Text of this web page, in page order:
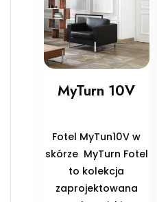
MyTurn 10V
Fotel MyTun10V w
skórze MyTurn Fotel
to kolekcja
zaprojektowana